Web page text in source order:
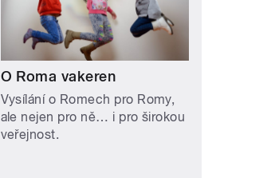
O Roma vakeren
Vysílání o Romech pro Romy,
ale nejen pro ně… i pro širokou
veřejnost.